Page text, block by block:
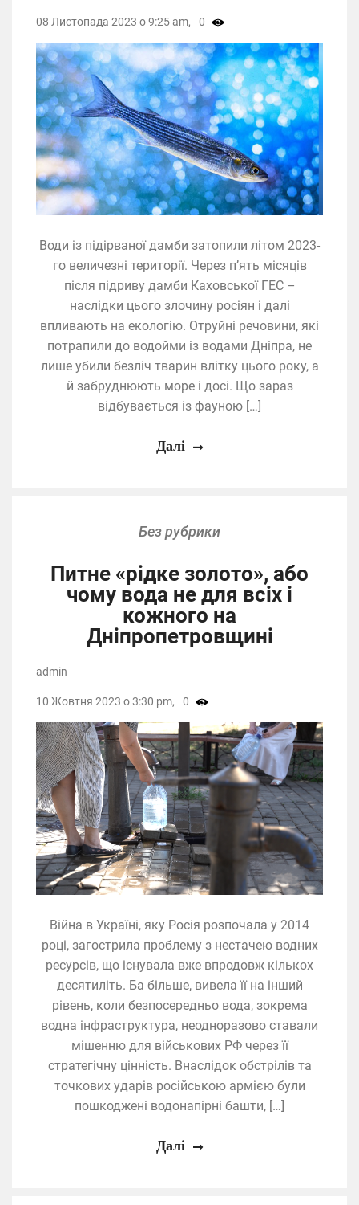
Води із підірваної дамби затопили літом 2023-
го величезні території. Через п’ять місяців
після підриву дамби Каховської ГЕС –
наслідки цього злочину росіян і далі
впливають на екологію. Отруйні речовини, які
потрапили до водойми із водами Дніпра, не
лише убили безліч тварин влітку цього року, а
й забруднюють море і досі. Що зараз
відбувається із фауною […]
08 Листопада 2023 о 9:25 am, 0
Далі
Без рубрики
Питне «рідке золото», або
чому вода не для всіх і
кожного на
Дніпропетровщині
Війна в Україні, яку Росія розпочала у 2014
році, загострила проблему з нестачею водних
ресурсів, що існувала вже впродовж кількох
десятиліть. Ба більше, вивела її на інший
рівень, коли безпосередньо вода, зокрема
водна інфраструктура, неодноразово ставали
мішенню для військових РФ через її
стратегічну цінність. Внаслідок обстрілів та
точкових ударів російською армією були
пошкоджені водонапірні башти, […]
admin
10 Жовтня 2023 о 3:30 pm, 0
Далі